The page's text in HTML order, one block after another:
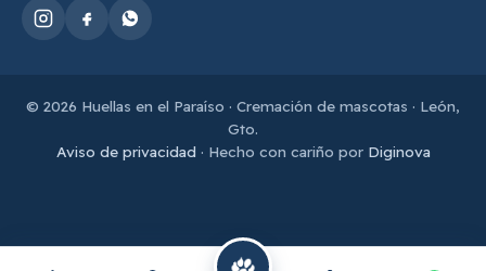
© 2026 Huellas en el Paraíso · Cremación de mascotas · León,
Gto.
Aviso de privacidad · Hecho con cariño por Diginova